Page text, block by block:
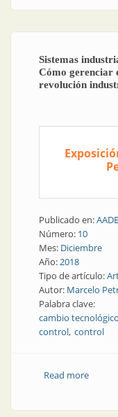
Sistemas
Cómo gerenciar
revolución
Publicado en:
Número: 10
Mes: Diciembre
Año:2018
Tipo de artículo:
Autor: Marcelo
Palabra clave:
cambio tecnológico
control control
Read moreabout